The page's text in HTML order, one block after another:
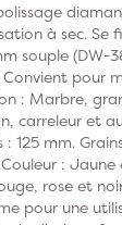
à sec. Se
souple (DW-
Convient pour
: Marbre,
carreleur et
: 125 mm.
:
rose et
pour une